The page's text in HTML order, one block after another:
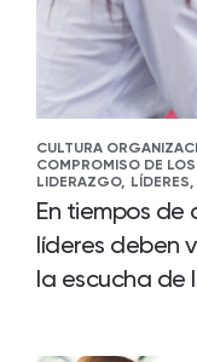
CULTURA
COMPROMISO DE
LIDERAZGO, LÍDERES,
En tiempos de
líderes deben
la escucha de